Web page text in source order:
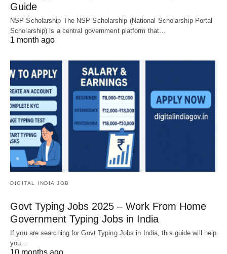
Guide
NSP Scholarship The NSP Scholarship (National Scholarship Portal
Scholarship) is a central government platform that…
1 month ago
DIGITAL INDIA JOB
Govt Typing Jobs 2025 – Work From Home
Government Typing Jobs in India
If you are searching for Govt Typing Jobs in India, this guide will help
you…